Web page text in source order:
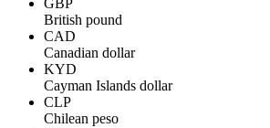
GBP
British pound
CAD
Canadian dollar
KYD
Cayman Islands dollar
CLP
Chilean peso